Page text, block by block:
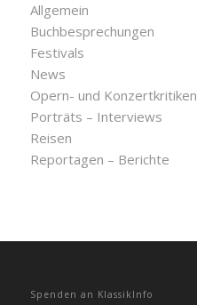
Allgemein
Buchbesprechungen
Festivals
News
Opern- und Konzertkritiken
Porträts – Interviews
Reisen
Reportagen – Berichte
Spenden an KlassikInfo